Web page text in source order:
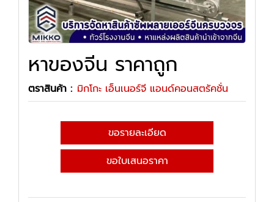
หาของจีน ราคาถูก
ตราสินค้า : มิกโกะ เอ็นเนอร์จี แอนด์คอนสตรัคชั่น
ขอรายละเอียด
ขอใบเสนอราคา